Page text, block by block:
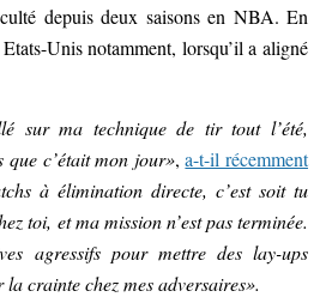
depuis deux saisons en NBA. En
Unis notamment, lorsqu’il a aligné
sur ma technique de tir tout l’été,
que c’était mon jour»,a-t-il récemment
à élimination directe, c’est soit tu
toi, et ma mission n’est pas terminée.
agressifs pour mettre des lay-ups
crainte chez mes adversaires».